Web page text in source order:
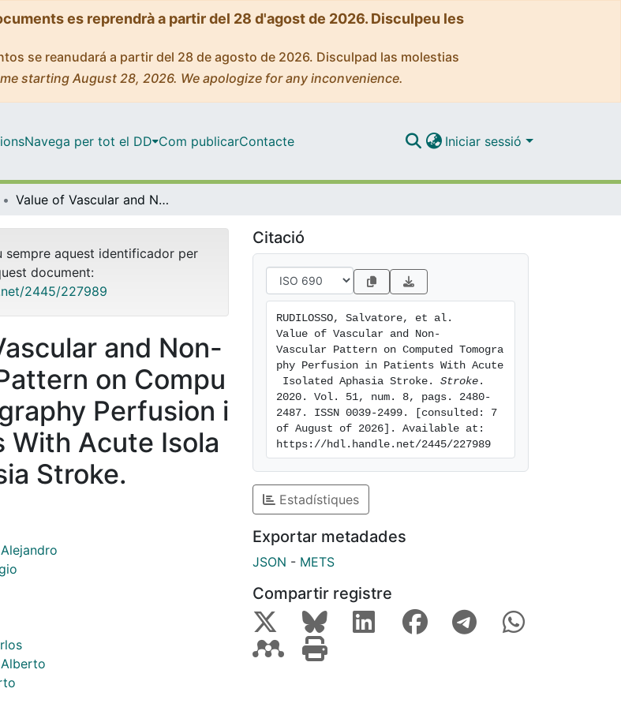
es reprendrà a partir del 28 d'agost de 2026. Disculpeu les
se reanudará a partir del 28 de agosto de 2026. Disculpad las molestias
starting August 28, 2026. We apologize for any inconvenience.
Navega per tot el DD Com publicarContacte Iniciar sessió
Value of Vascular and Non-Vascular Pattern on Computed Tomography Perfusion in Patients With Acute Isolated Aphasia Stroke.
sempre aquest identificador per
document:
2445/227989
and Non-
on Compu
Perfusion i
With Acute Isola
Stroke.
Citació
RUDILOSSO, Salvatore, et al.
Value of Vascular and Non-
Vascular Pattern on Computed Tomogra
phy Perfusion in Patients With Acute
Isolated Aphasia Stroke. Stroke .
2020. Vol. 51, num. 8, pags. 2480-
2487. ISSN 0039-2499. [consulted: 7
of August of 2026]. Available at:
https://hdl.handle.net/2445/227989
Estadístiques
Exportar metadades
JSON - METS
Compartir registre